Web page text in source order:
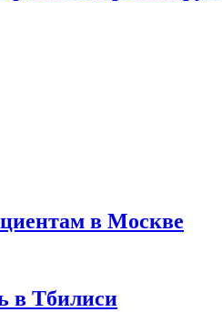
в Москве
в Тбилиси